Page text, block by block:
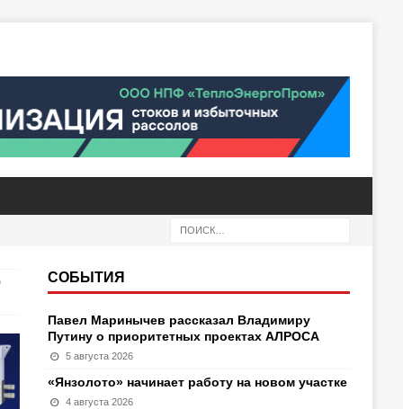
СОБЫТИЯ
Павел Маринычев рассказал Владимиру
Путину о приоритетных проектах АЛРОСА
5 августа 2026
«Янзолото» начинает работу на новом участке
4 августа 2026